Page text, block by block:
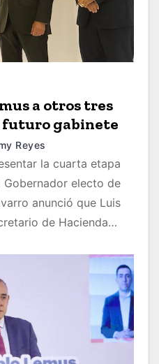
a otros tres
gabinete
Reyes
la cuarta etapa
electo de
anunció que Luis
de Hacienda…